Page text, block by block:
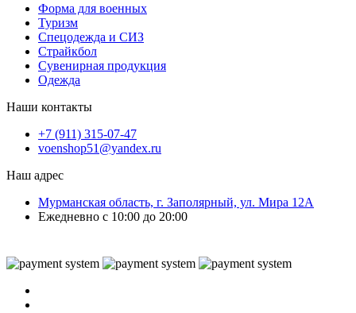
Форма для военных
Туризм
Спецодежда и СИЗ
Страйкбол
Сувенирная продукция
Одежда
Наши контакты
+7 (911) 315-07-47
voenshop51@yandex.ru
Наш адрес
Мурманская область, г. Заполярный, ул. Мира 12А
Ежедневно с 10:00 до 20:00